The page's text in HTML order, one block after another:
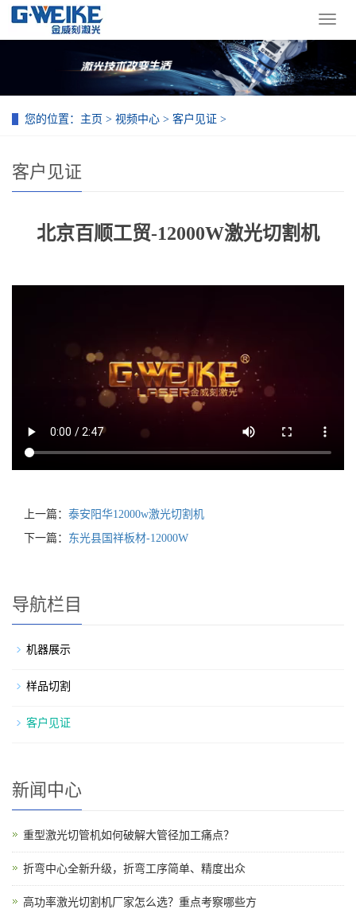
导
单
您的位置： 主页 > 视频中心 > 客户见证 >
客户见证
北京百顺工贸-12000W激光切割机
上一篇： 泰安阳华12000w激光切割机
下一篇： 东光县国祥板材-12000W
导航栏目
机器展示
样品切割
客户见证
新闻中心
重型激光切管机如何破解大管径加工痛点？
折弯中心全新升级，折弯工序简单、精度出众
高功率激光切割机厂家怎么选？重点考察哪些方